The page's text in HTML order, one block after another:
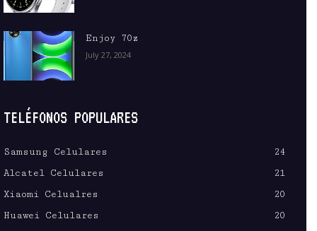
Enjoy 70z
July 27, 2024
TELÉFONOS POPULARES
Samsung Celulares
24
Alcatel Celulares
21
Xiaomi Celualres
20
Huawei Celulares
20